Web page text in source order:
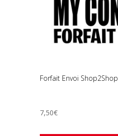
Forfait Envoi Shop2Shop
7,50€